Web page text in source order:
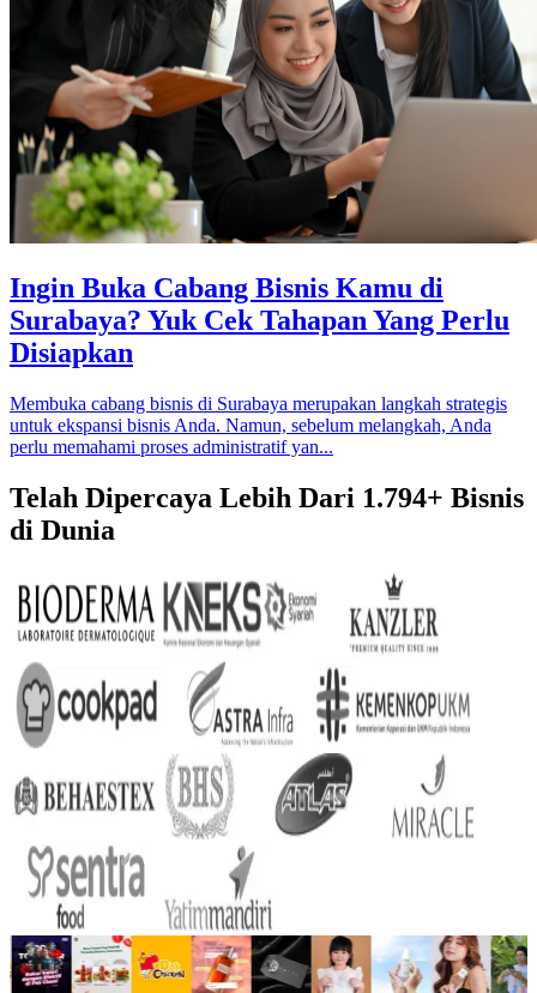
Ingin Buka Cabang Bisnis Kamu di
Surabaya? Yuk Cek Tahapan Yang Perlu
Disiapkan
Membuka cabang bisnis di Surabaya merupakan langkah strategis
untuk ekspansi bisnis Anda. Namun, sebelum melangkah, Anda
perlu memahami proses administratif yan...
Telah Dipercaya Lebih Dari 1.794+ Bisnis
di Dunia